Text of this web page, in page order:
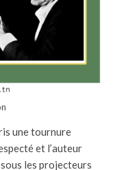
une tournure
et l’auteur
les projecteurs